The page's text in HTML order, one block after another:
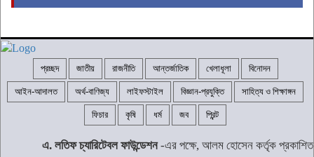
প্রচ্ছদ জাতীয় রাজনীতি আন্তর্জাতিক খেলাধূলা বিনোদন
আইন-আদালত অর্থ-বাণিজ্য লাইফস্টাইল বিজ্ঞান-প্রযুক্তি সাহিত্য ও শিক্ষাঙ্গন
ফিচার কৃষি ধর্ম জব প্রিন্ট
এ. লতিফ চ্যারিটেবল ফাউন্ডেশন-এর পক্ষে, আলম হোসেন কর্তৃক প্রকাশিত